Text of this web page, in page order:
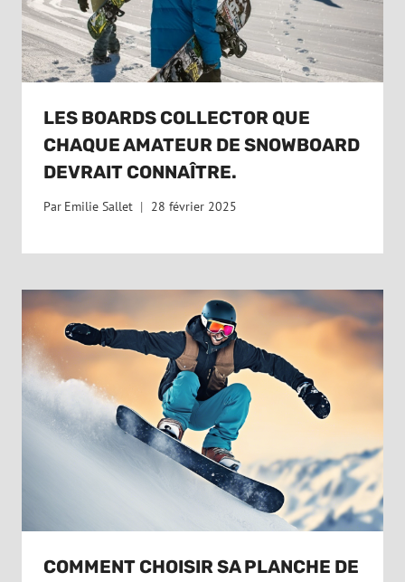
LES BOARDS COLLECTOR QUE
CHAQUE AMATEUR DE SNOWBOARD
DEVRAIT CONNAÎTRE.
Par Emilie Sallet 28 février 2025
COMMENT CHOISIR SA PLANCHE DE